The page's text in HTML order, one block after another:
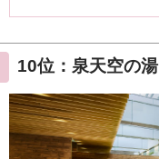
10位：泉天空の